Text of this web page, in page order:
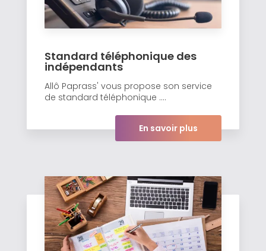
Standard téléphonique des
indépendants
Allô Paprass' vous propose son service
de standard téléphonique ....
En savoir plus